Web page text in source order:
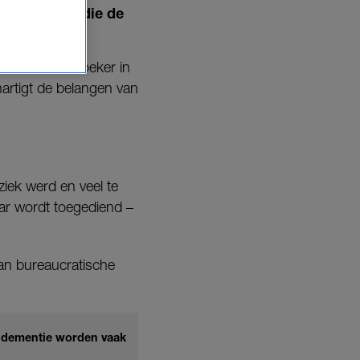
degenen die de
onderzoeker in
de belangen van
werd en veel te
wordt toegediend –
bureaucratische
worden vaak